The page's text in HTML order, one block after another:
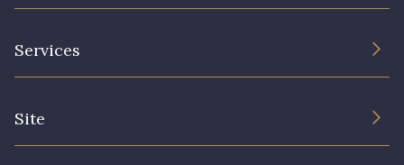
Services
Site